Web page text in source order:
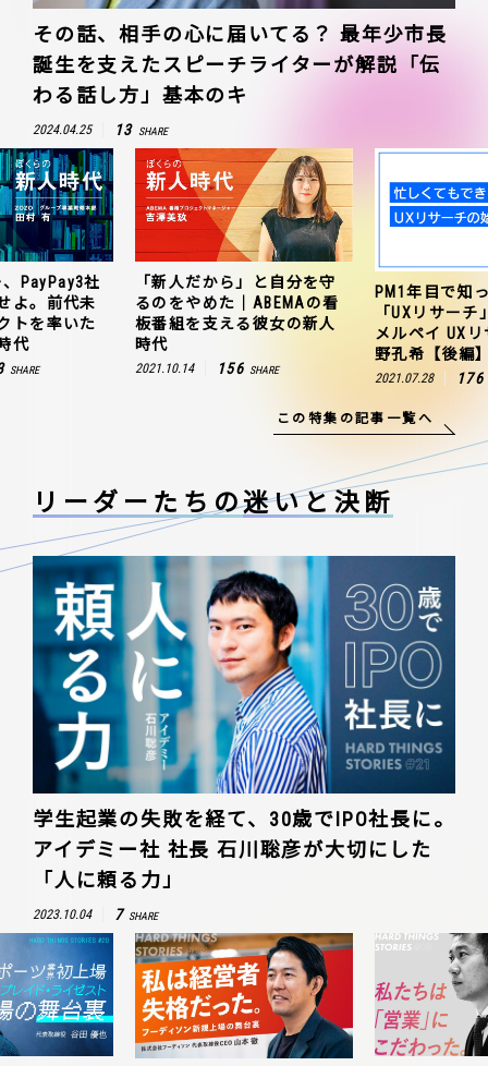
その話、相手の心に届いてる？ 最年少市長
誕生を支えたスピーチライターが解説「伝
わる話し方」基本のキ
2024.04.25 13 SHARE
PayPay3社
よ。前代未
トを率いた
代
SHARE
「新人だから」と自分を守
るのをやめた｜ABEMAの看
板番組を支える彼女の新人
時代
2021.10.14 156 SHARE
PM1年目で知
「UXリサー
メルペイ UX
野孔希【後編
2021.07.28 176
この特集の記事一覧へ
リーダーたちの迷いと決断
学生起業の失敗を経て、30歳でIPO社長に。
アイデミー社 社長 石川聡彦が大切にした
「人に頼る力」
2023.10.04 7 SHARE